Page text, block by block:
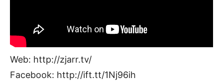
Web: http://zjarr.tv/
Facebook: http://ift.tt/1Nj96ih